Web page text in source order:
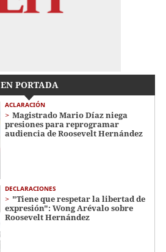
EN PORTADA
ACLARACIÓN
Magistrado Mario Díaz niega
presiones para reprogramar
audiencia de Roosevelt Hernández
DECLARACIONES
"Tiene que respetar la libertad de
expresión": Wong Arévalo sobre
Roosevelt Hernández